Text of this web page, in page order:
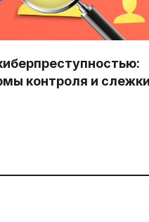
контроля и слежки